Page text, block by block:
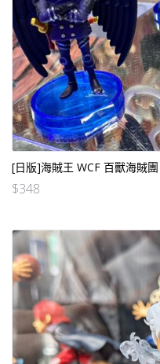
[日版]海賊王 WCF 百獸海賊團
$348